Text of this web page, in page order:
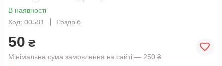
В наявності
Код: 00581
Роздріб
50 ₴
Мінімальна сума замовлення на сайті — 250 ₴